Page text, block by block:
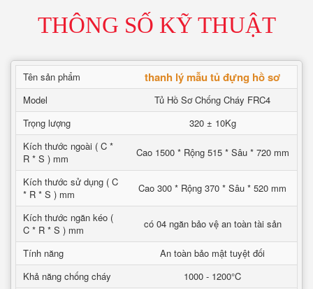
THÔNG SỐ KỸ THUẬT
Tên sản phẩm thanh lý mẫu tủ đựng hồ sơ
Model
Tủ Hồ Sơ Chống Cháy FRC4
Trọng lượng
320 ± 10Kg
Kích thước ngoài ( C *
R * S ) mm
Cao 1500 * Rộng 515 * Sâu * 720 mm
Kích thước sử dụng ( C
* R * S ) mm
Cao 300 * Rộng 370 * Sâu * 520 mm
Kích thước ngăn kéo (
C * R * S ) mm
có 04 ngăn bảo vệ an toàn tài sản
Tính năng
An toàn bảo mật tuyệt đối
Khả năng chống cháy
1000 - 1200°C